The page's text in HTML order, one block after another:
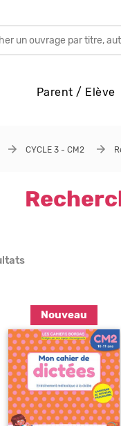
Parent / Elève
CYCLE 3 - CM2
Nouveau